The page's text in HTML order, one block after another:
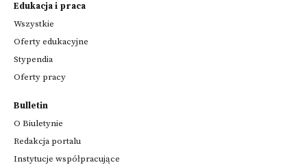
Edukacja i praca
Wszystkie
Oferty edukacyjne
Stypendia
Oferty pracy
Bulletin
O Biuletynie
Redakcja portalu
Instytucje współpracujące